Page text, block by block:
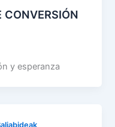
CONVERSIÓN
y esperanza